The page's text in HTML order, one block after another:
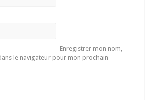
Enregistrer mon nom,
le navigateur pour mon prochain